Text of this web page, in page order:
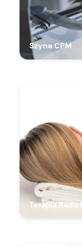
Szyna CPM
Terapia